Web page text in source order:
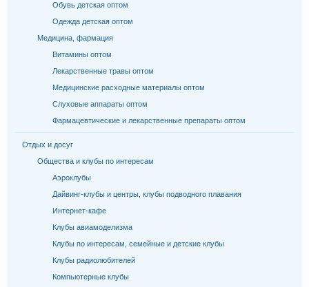
Обувь детская оптом
Одежда детская оптом
Медицина, фармация
Витамины оптом
Лекарственные травы оптом
Медицинские расходные материалы оптом
Слуховые аппараты оптом
Фармацевтические и лекарственные препараты оптом
Отдых и досуг
Общества и клубы по интересам
Аэроклубы
Дайвинг-клубы и центры, клубы подводного плавания
Интернет-кафе
Клубы авиамоделизма
Клубы по интересам, семейные и детские клубы
Клубы радиолюбителей
Компьютерные клубы